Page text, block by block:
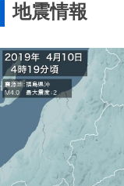
地震情報